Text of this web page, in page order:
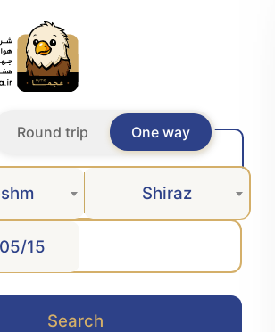
One way
Round trip
Shiraz
Search